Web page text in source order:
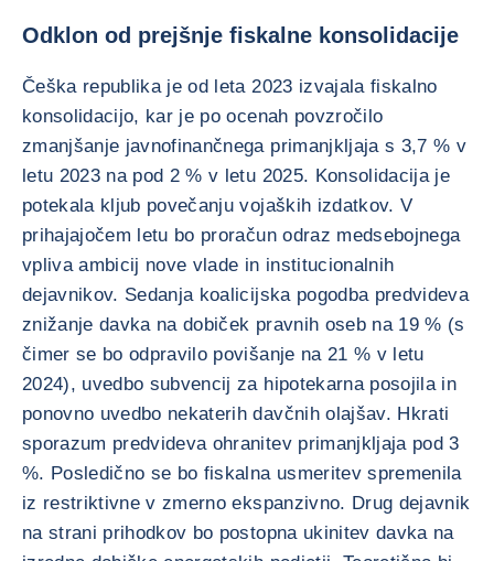
Odklon od prejšnje fiskalne konsolidacije
Češka republika je od leta 2023 izvajala fiskalno
konsolidacijo, kar je po ocenah povzročilo
zmanjšanje javnofinančnega primanjkljaja s 3,7 % v
letu 2023 na pod 2 % v letu 2025. Konsolidacija je
potekala kljub povečanju vojaških izdatkov. V
prihajajočem letu bo proračun odraz medsebojnega
vpliva ambicij nove vlade in institucionalnih
dejavnikov. Sedanja koalicijska pogodba predvideva
znižanje davka na dobiček pravnih oseb na 19 % (s
čimer se bo odpravilo povišanje na 21 % v letu
2024), uvedbo subvencij za hipotekarna posojila in
ponovno uvedbo nekaterih davčnih olajšav. Hkrati
sporazum predvideva ohranitev primanjkljaja pod 3
%. Posledično se bo fiskalna usmeritev spremenila
iz restriktivne v zmerno ekspanzivno. Drug dejavnik
na strani prihodkov bo postopna ukinitev davka na